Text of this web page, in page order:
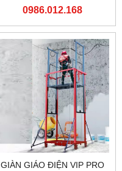
0986.012.168
GIÀN GIÁO ĐIỆN VIP PRO